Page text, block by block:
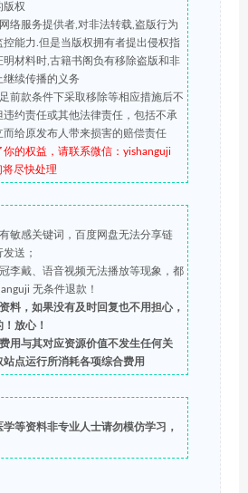
版权
络服务提供者,对非法转载,盗版行为
能力.但是当版权拥有者提出侵权指
材料时,古籍书阁负有移除盗版和非
继续传播的义务
前款条件下采取移除等相应措施后不
违约责任或其他法律责任，包括不承
而给原发布人带来损害的赔偿责任
你的权益，请联系微信：yishanguji
尽快处理
敏感关键词，百度网盘无法分享链
送；
李戴、语音视频无法播放等现象，都
无条件退款！
料，如果没有及时回复也不用担心，
放心！
用与其对应资源价值不发生任何关
点运行所消耗各项综合费用
等资料非专业人士请勿模仿学习，